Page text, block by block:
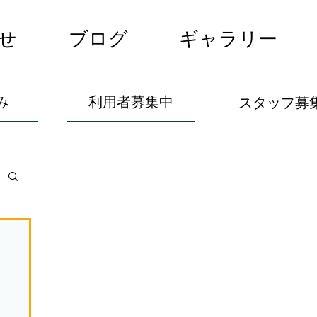
ブログ ギャラリー
利用者募集中 スタッフ募